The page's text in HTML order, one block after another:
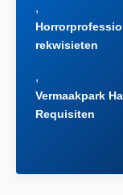
,
rekwisieten
,
Vermaakpark
Requisiten